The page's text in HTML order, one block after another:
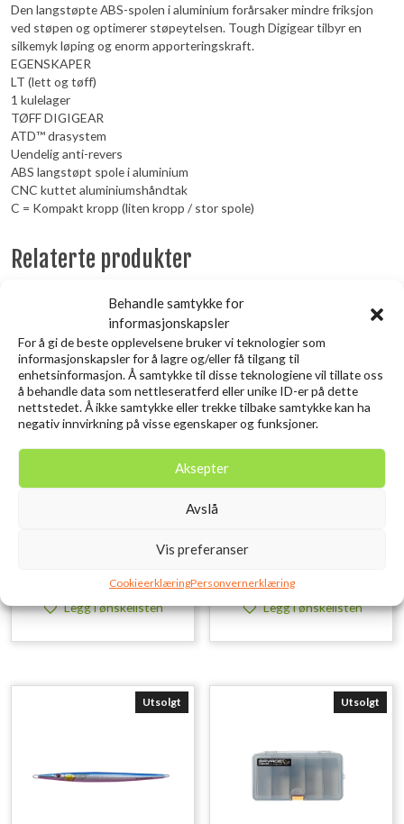
Behandle samtykke for
informasjonskapsler
For å gi de beste opplevelsene bruker vi teknologier som
informasjonskapsler for å lagre og/eller få tilgang til
enhetsinformasjon. Å samtykke til disse teknologiene vil tillate oss
å behandle data som nettleseratferd eller unike ID-er på dette
nettstedet. Å ikke samtykke eller trekke tilbake samtykke kan ha
negativ innvirkning på visse egenskaper og funksjoner.
Aksepter
Avslå
Vis preferanser
CookieerklæringPersonvernerklæring
Den langstøpte ABS-spolen i aluminium forårsaker mindre friksjon
ved støpen og optimerer støpeytelsen. Tough Digigear tilbyr en
silkemyk løping og enorm apporteringskraft.
EGENSKAPER
LT (lett og tøff)
1 kulelager
TØFF DIGIGEAR
ATD™ drasystem
Uendelig anti-revers
ABS langstøpt spole i aluminium
CNC kuttet aluminiumshåndtak
C = Kompakt kropp (liten kropp / stor spole)
Relaterte produkter
Legg i ønskelisten
Utsolgt
Legg i ønskelisten
Utsolgt Utsolgt